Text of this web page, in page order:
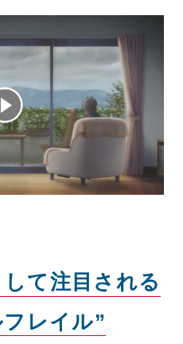
て注目される
レイル”